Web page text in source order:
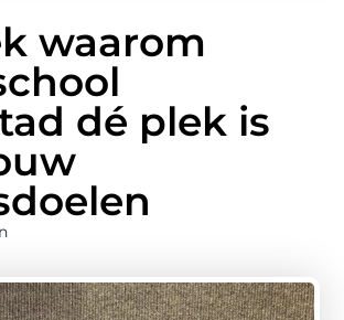
waarom
dé plek is